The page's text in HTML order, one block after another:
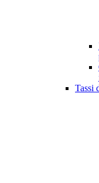
Tassi